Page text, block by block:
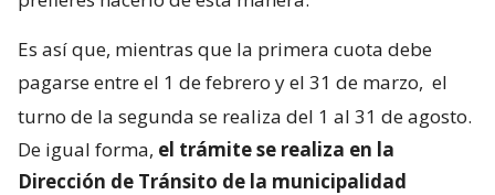
Es así que, mientras que la primera cuota debe
pagarse entre el 1 de febrero y el 31 de marzo, el
turno de la segunda se realiza del 1 al 31 de agosto.
De igual forma, el trámite se realiza en la
Dirección de Tránsito de la municipalidad